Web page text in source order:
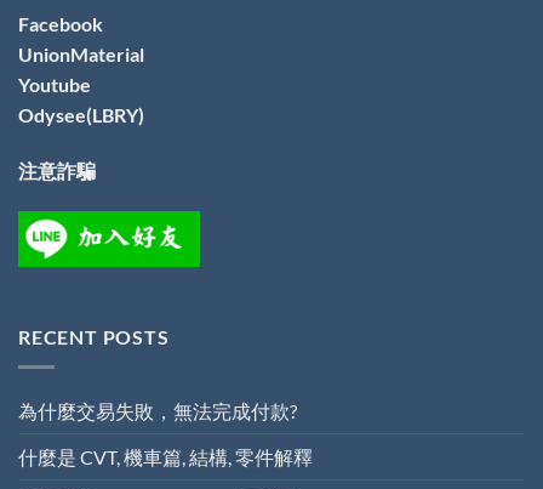
Facebook
UnionMaterial
Youtube
Odysee(LBRY)
注意詐騙
RECENT POSTS
為什麼交易失敗，無法完成付款?
什麼是 CVT, 機車篇, 結構, 零件解釋